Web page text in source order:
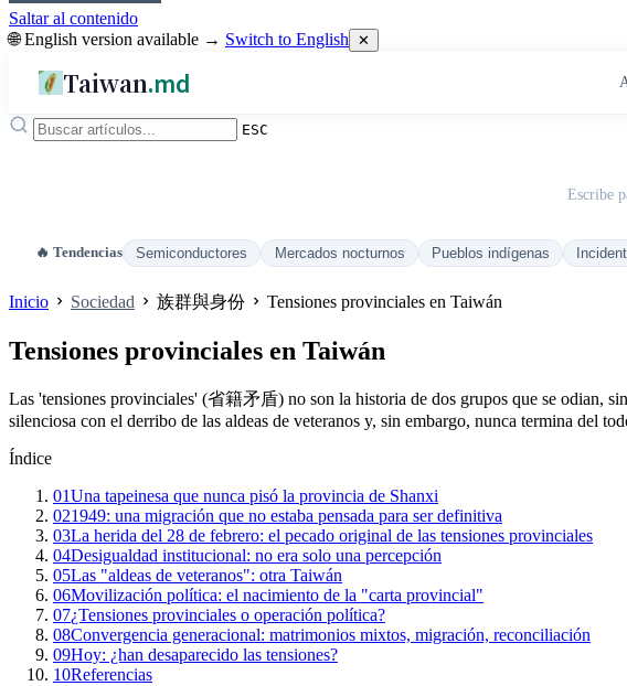
Saltar al contenido
🌐 English version available → Switch to English ✕
Taiwan.md
ESC
Escribe
🔥 Tendencias Semiconductores Mercados nocturnos Pueblos indígenas
Inicio Sociedad 族群與身份 Tensiones provinciales en Taiwán
Tensiones provinciales en Taiwán
Las 'tensiones provinciales' (省籍矛盾) no son la historia de dos grupos que se odian,
silenciosa con el derribo de las aldeas de veteranos y, sin embargo, nunca termina del
Índice
01Una tapeinesa que nunca pisó la provincia de Shanxi
021949: una migración que no estaba pensada para ser definitiva
03La herida del 28 de febrero: el pecado original de las tensiones provinciales
04Desigualdad institucional: no era solo una percepción
05Las "aldeas de veteranos": otra Taiwán
06Movilización política: el nacimiento de la "carta provincial"
07¿Tensiones provinciales o operación política?
08Convergencia generacional: matrimonios mixtos, migración, reconciliación
09Hoy: ¿han desaparecido las tensiones?
10Referencias